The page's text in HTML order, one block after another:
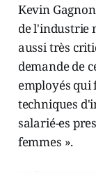
Kevin
de l'industrie
aussi très
demande de
employés qui
techniques
salarié-es
femmes ».